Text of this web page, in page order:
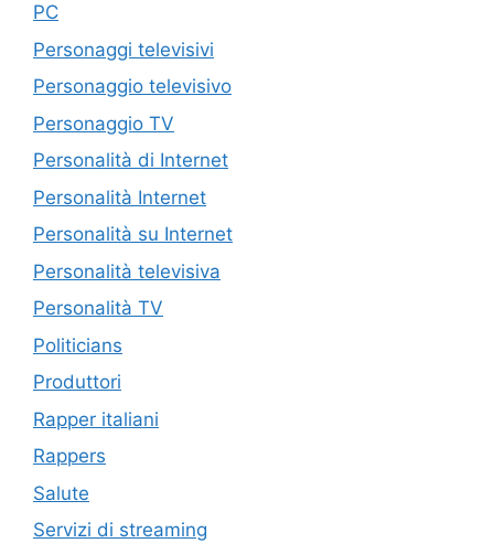
PC
Personaggi televisivi
Personaggio televisivo
Personaggio TV
Personalità di Internet
Personalità Internet
Personalità su Internet
Personalità televisiva
Personalità TV
Politicians
Produttori
Rapper italiani
Rappers
Salute
Servizi di streaming